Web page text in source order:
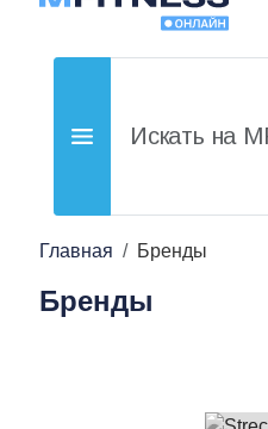
Главная Бренды
Бренды